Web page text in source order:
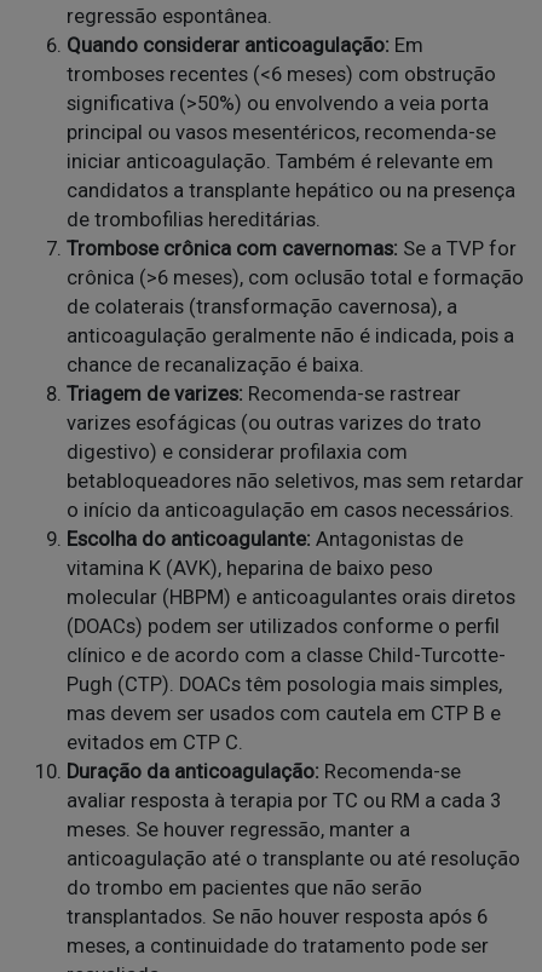
regressão espontânea.
Quando considerar anticoagulação: Em
tromboses recentes (<6 meses) com obstrução
significativa (>50%) ou envolvendo a veia porta
principal ou vasos mesentéricos, recomenda-se
iniciar anticoagulação. Também é relevante em
candidatos a transplante hepático ou na presença
de trombofilias hereditárias.
Trombose crônica com cavernomas: Se a TVP for
crônica (>6 meses), com oclusão total e formação
de colaterais (transformação cavernosa), a
anticoagulação geralmente não é indicada, pois a
chance de recanalização é baixa.
Triagem de varizes: Recomenda-se rastrear
varizes esofágicas (ou outras varizes do trato
digestivo) e considerar profilaxia com
betabloqueadores não seletivos, mas sem retardar
o início da anticoagulação em casos necessários.
Escolha do anticoagulante: Antagonistas de
vitamina K (AVK), heparina de baixo peso
molecular (HBPM) e anticoagulantes orais diretos
(DOACs) podem ser utilizados conforme o perfil
clínico e de acordo com a classe Child-Turcotte-
Pugh (CTP). DOACs têm posologia mais simples,
mas devem ser usados com cautela em CTP B e
evitados em CTP C.
Duração da anticoagulação: Recomenda-se
avaliar resposta à terapia por TC ou RM a cada 3
meses. Se houver regressão, manter a
anticoagulação até o transplante ou até resolução
do trombo em pacientes que não serão
transplantados. Se não houver resposta após 6
meses, a continuidade do tratamento pode ser